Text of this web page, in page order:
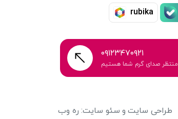
rubika
۰۹۱۲۳۴۷۰۹۲۱
منتظر صدای گرم شما هستیم
طراحی سایت و سئو سایت: ره وب